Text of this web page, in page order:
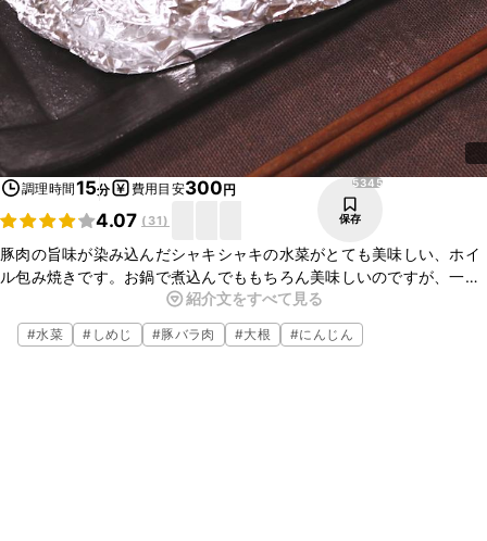
調理時間15分 費用目安300円
4.07 ( 31)
5345
保存
豚肉の旨味が染み込んだシャキシャキの水菜がとても美味しい、ホイ
ル包み焼きです。お鍋で煮込んでももちろん美味しいのですが、一人
ひとり自分のペースで食べられるように、一人前ずつホイル包みにし
ました。簡単ですのでぜひ作ってみてください。
紹介文をすべて見る
#水菜 # しめじ #豚バラ肉 #大根 #にんじん